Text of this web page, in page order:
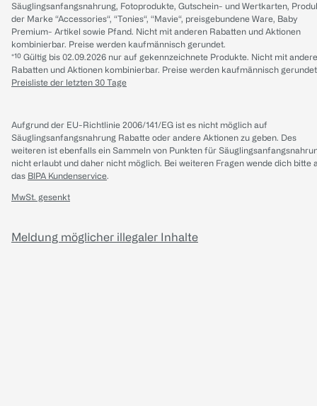
Säuglingsanfangsnahrung, Fotoprodukte, Gutschein- und Wertkarten,
der Marke “Accessories“, “Tonies“, “Mavie“, preisgebundene Ware, Baby
Premium- Artikel sowie Pfand. Nicht mit anderen Rabatten und Aktionen
kombinierbar. Preise werden kaufmännisch gerundet.
*¹⁰ Gültig bis 02.09.2026 nur auf gekennzeichnete Produkte. Nicht mit
Rabatten und Aktionen kombinierbar. Preise werden kaufmännisch
Preisliste der letzten 30 Tage
Aufgrund der EU-Richtlinie 2006/141/EG ist es nicht möglich auf
Säuglingsanfangsnahrung Rabatte oder andere Aktionen zu geben. Des
weiteren ist ebenfalls ein Sammeln von Punkten für
nicht erlaubt und daher nicht möglich. Bei weiteren Fragen wende dich bitte
das BIPA Kundenservice.
MwSt. gesenkt
Meldung möglicher illegaler Inhalte